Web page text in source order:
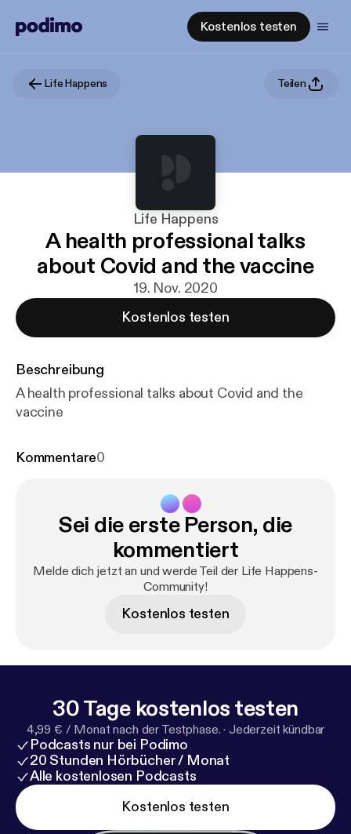
Kostenlos testen
Life Happens Teilen
Life Happens
A health professional talks
about Covid and the vaccine
19. Nov. 2020
Kostenlos testen
Beschreibung
A health professional talks about Covid and the
vaccine
Kommentare0
Sei die erste Person, die
kommentiert
Melde dich jetzt an und werde Teil der Life Happens-
Community!
Kostenlos testen
30 Tage kostenlos testen
4,99 € / Monat nach der Testphase. · Jederzeit kündbar
Podcasts nur bei Podimo
20 Stunden Hörbücher / Monat
Alle kostenlosen Podcasts
Kostenlos testen